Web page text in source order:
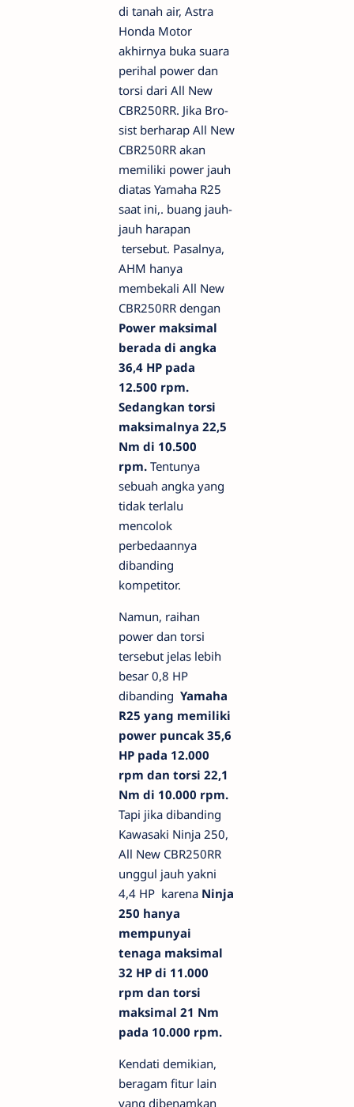
di tanah air, Astra
Honda Motor
akhirnya buka suara
perihal power dan
torsi dari All New
CBR250RR. Jika Bro-
sist berharap All New
CBR250RR akan
memiliki power jauh
diatas Yamaha R25
saat ini,. buang jauh-
jauh harapan
tersebut. Pasalnya,
AHM hanya
membekali All New
CBR250RR dengan
Power maksimal
berada di angka
36,4 HP pada
12.500 rpm.
Sedangkan torsi
maksimalnya 22,5
Nm di 10.500
rpm. Tentunya
sebuah angka yang
tidak terlalu
mencolok
perbedaannya
dibanding
kompetitor.
Namun, raihan
power dan torsi
tersebut jelas lebih
besar 0,8 HP
dibanding Yamaha
R25 yang memiliki
power puncak 35,6
HP pada 12.000
rpm dan torsi 22,1
Nm di 10.000 rpm.
Tapi jika dibanding
Kawasaki Ninja 250,
All New CBR250RR
unggul jauh yakni
4,4 HP karena Ninja
250 hanya
mempunyai
tenaga maksimal
32 HP di 11.000
rpm dan torsi
maksimal 21 Nm
pada 10.000 rpm.
Kendati demikian,
beragam fitur lain
yang dibenamkan